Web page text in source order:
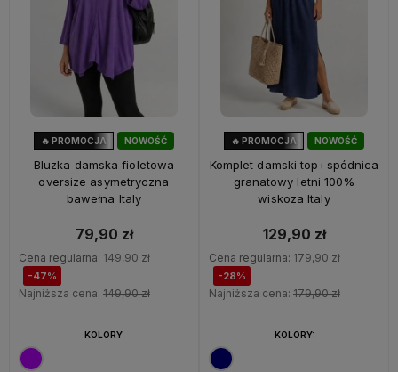
NOWOŚĆ
🔥 PROMOCJA
Bluzka damska fioletowa
oversize asymetryczna
bawełna Italy
79,90 zł
Cena regularna: 149,90 zł
-47%
Najniższa cena: 149,90 zł
KOLORY:
NOWOŚĆ
🔥 PROMOCJA
Komplet damski top+spódnica
granatowy letni 100%
wiskoza Italy
129,90 zł
Cena regularna: 179,90 zł
-28%
Najniższa cena: 179,90 zł
KOLORY: